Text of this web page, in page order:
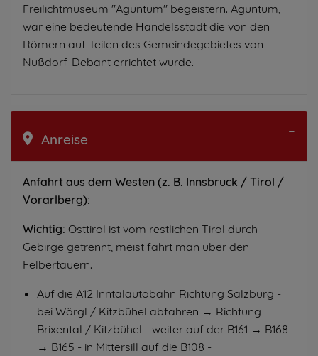
Freilichtmuseum "Aguntum" begeistern. Aguntum,
war eine bedeutende Handelsstadt die von den
Römern auf Teilen des Gemeindegebietes von
Nußdorf-Debant errichtet wurde.
Anreise
Anfahrt aus dem Westen (z. B. Innsbruck / Tirol /
Vorarlberg):
Wichtig: Osttirol ist vom restlichen Tirol durch
Gebirge getrennt, meist fährt man über den
Felbertauern.
Auf die A12 Inntalautobahn Richtung Salzburg -
bei Wörgl / Kitzbühel abfahren → Richtung
Brixental / Kitzbühel - weiter auf der B161 → B168
→ B165 - in Mittersill auf die B108 -